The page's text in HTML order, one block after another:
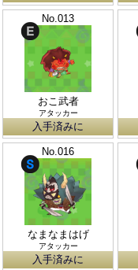
No.013
おこ武者
アタッカー
入手済みに
No.016
なまなまはげ
アタッカー
入手済みに